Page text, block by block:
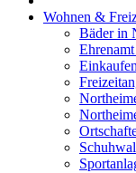
Wohnen &
Bäder in
Einkaufen